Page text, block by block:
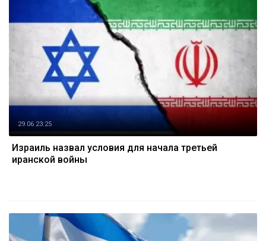
29.06 23:25
Израиль назвал условия для начала третьей
иранской войны